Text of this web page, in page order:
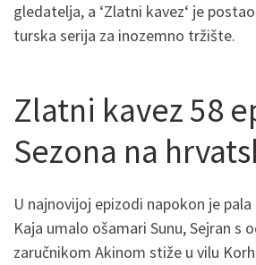
gledatelja, a ‘Zlatni kavez‘ je
turska serija za inozemno tržište.
Zlatni kavez 58
Sezona na
U najnovijoj epizodi napokon je
Kaja umalo ošamari Sunu, Sejran s
zaručnikom Akinom stiže u vilu